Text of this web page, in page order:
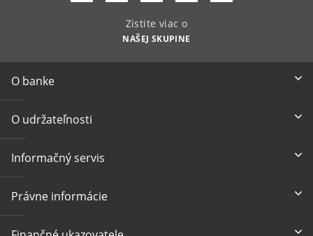
Zistite viac o
NAŠEJ SKUPINE
O banke
O udržateľnosti
Informačný servis
Právne informácie